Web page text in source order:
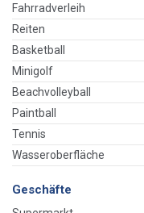
Fahrradverleih
Reiten
Basketball
Minigolf
Beachvolleyball
Paintball
Tennis
Wasseroberfläche
Geschäfte